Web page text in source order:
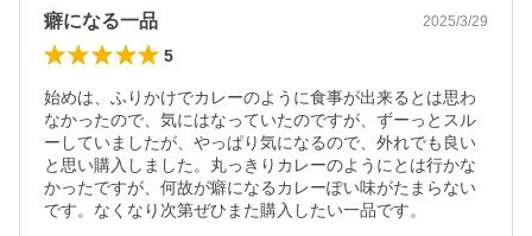
癖になる一品 2025/3/29
5
始めは、ふりかけでカレーのように食事が出来るとは思わ
なかったので、気にはなっていたのですが、ずーっとスル
ーしていましたが、やっぱり気になるので、外れでも良い
と思い購入しました。丸っきりカレーのようにとは行かな
かったですが、何故が癖になるカレーぽい味がたまらない
です。なくなり次第ぜひまた購入したい一品です。